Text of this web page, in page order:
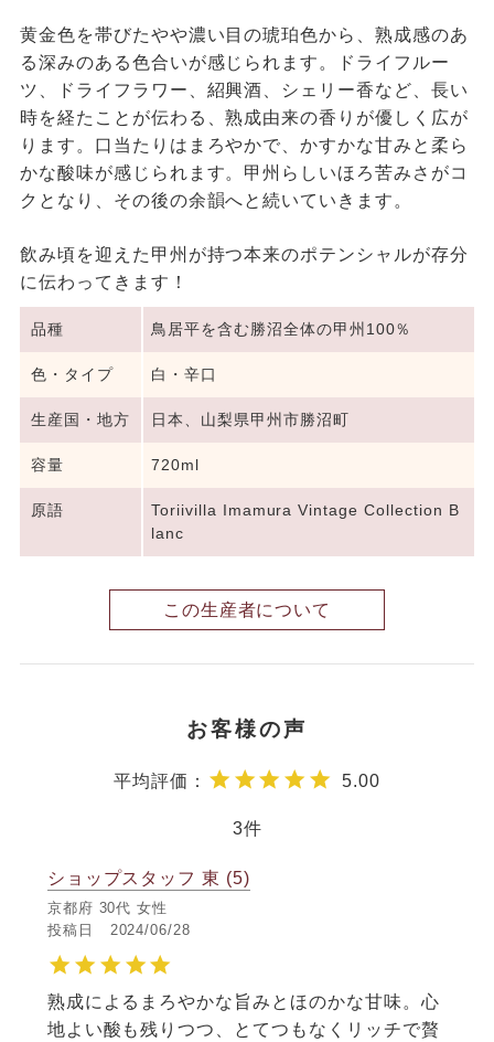
黄金色を帯びたやや濃い目の琥珀色から、熟成感のあ
る深みのある色合いが感じられます。ドライフルー
ツ、ドライフラワー、紹興酒、シェリー香など、長い
時を経たことが伝わる、熟成由来の香りが優しく広が
ります。口当たりはまろやかで、かすかな甘みと柔ら
かな酸味が感じられます。甲州らしいほろ苦みさがコ
クとなり、その後の余韻へと続いていきます。
飲み頃を迎えた甲州が持つ本来のポテンシャルが存分
に伝わってきます！
品種 鳥居平を含む勝沼全体の甲州100％
色・タイプ 白・辛口
生産国・地方 日本、山梨県甲州市勝沼町
容量 720ml
原語
Toriivilla Imamura Vintage Collection B
lanc
この生産者について
5.00
3
ショップスタッフ 東 5
京都府 30代 女性
投稿日
2024/06/28
熟成によるまろやかな旨みとほのかな甘味。心
地よい酸も残りつつ、とてつもなくリッチで贅